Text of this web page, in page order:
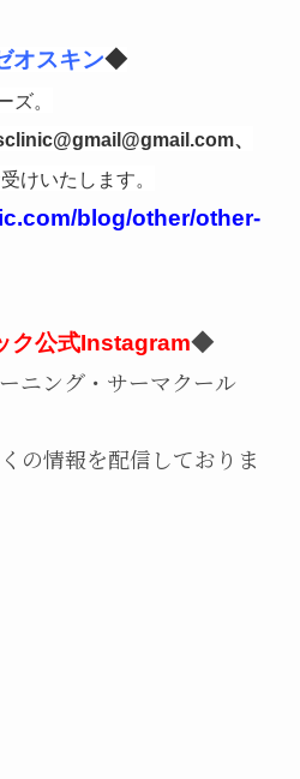
スキン◆
。
、
けいたします。
blog/other/other-
ク公式Instagram◆
ニング・サーマクール
の情報を配信しておりま